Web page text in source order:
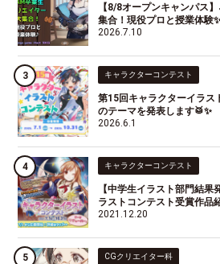
【8/8オープンキャンパス
集合！現役プロと授業体験
2026.7.10
キャラクターコンテスト
第15回キャラクターイラス
のテーマを発表します🥁✨
2026.6.1
キャラクターコンテスト
【中学生イラスト部門結
ラストコンテスト受賞作品
2021.12.20
CGクリエイター科